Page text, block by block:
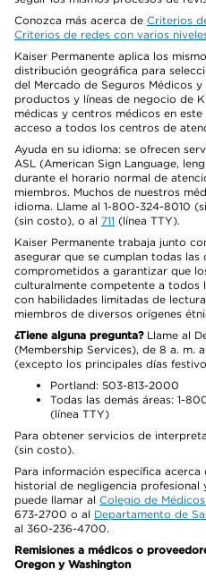
Conozca más acerca de Criterios
Criterios de redes con varios
Kaiser Permanente aplica los
distribución geográfica para
del Mercado de Seguros Médicos
productos y líneas de negocio de
médicas y centros médicos en
acceso a todos los centros de
Ayuda en su idioma: se ofrecen
ASL (American Sign Language,
durante el horario normal de
miembros. Muchos de nuestros
idioma. Llame al 1-800-324-8010
(sin costo), o al 711 (línea TTY).
Kaiser Permanente trabaja junto
asegurar que se cumplan todas
comprometidos a garantizar que
culturalmente competente a todos
con habilidades limitadas de
miembros de diversos orígenes
¿Tiene alguna pregunta?Llame al
(Membership Services), de 8 a. m.
(excepto los principales días
Portland: 503-813-2000
Todas las demás áreas: 1-
(línea TTY)
Para obtener servicios de
(sin costo).
Para información específica acerca
historial de negligencia profesional
puede llamar al Colegio de
673-2700 o al Departamento de
al 360-236-4700.
Remisiones a médicos o
Oregon y Washington